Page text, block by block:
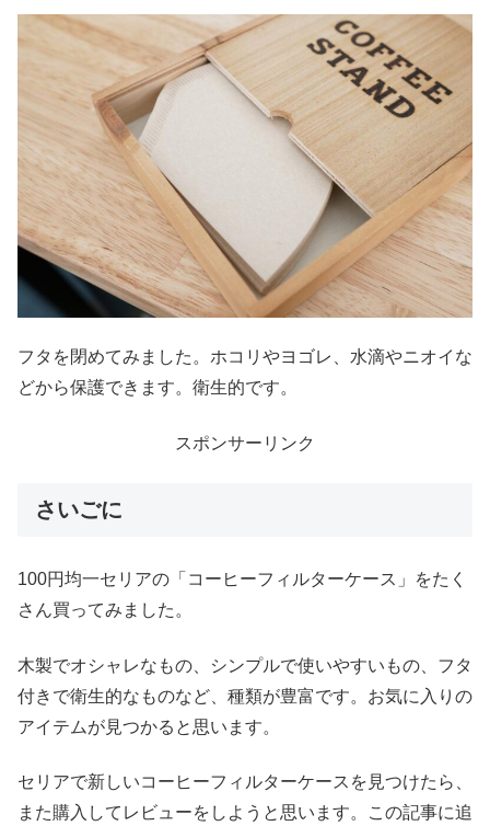
フタを閉めてみました。ホコリやヨゴレ、水滴やニオイな
どから保護できます。衛生的です。
スポンサーリンク
さいごに
100円均一セリアの「コーヒーフィルターケース」をたく
さん買ってみました。
木製でオシャレなもの、シンプルで使いやすいもの、フタ
付きで衛生的なものなど、種類が豊富です。お気に入りの
アイテムが見つかると思います。
セリアで新しいコーヒーフィルターケースを見つけたら、
また購入してレビューをしようと思います。この記事に追